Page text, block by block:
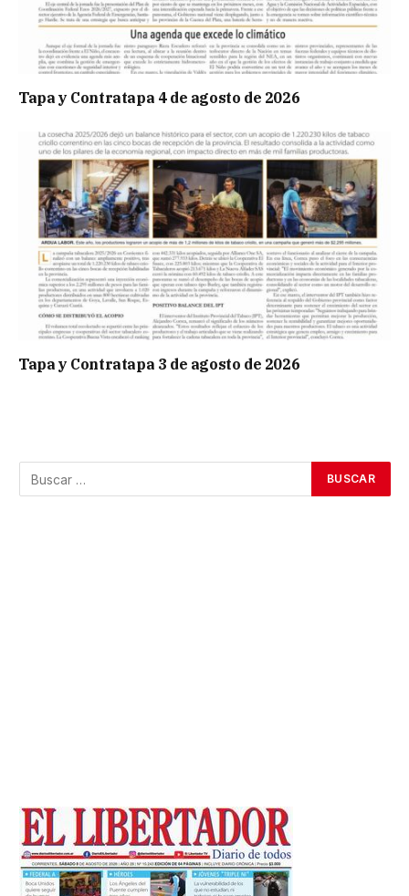
Tapa y Contratapa 4 de agosto de 2026
Tapa y Contratapa 3 de agosto de 2026